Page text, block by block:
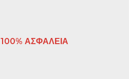
100% ΑΣΦΑΛΕΙΑ